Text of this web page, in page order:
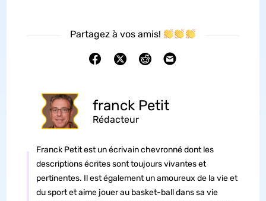
Partagez à vos amis!
franck Petit
Rédacteur
Franck Petit est un écrivain chevronné dont les
descriptions écrites sont toujours vivantes et
pertinentes. Il est également un amoureux de la vie et
du sport et aime jouer au basket-ball dans sa vie